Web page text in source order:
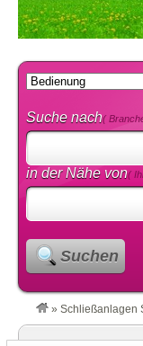
Suche nach(
in der Nähe von(
Suchen
» Schließanlagen